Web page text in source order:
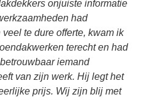
onjuiste informatie
had
te dure offerte, kwam ik
terecht en had
iemand
van zijn werk. Hij legt het
prijs. Wij zijn blij met